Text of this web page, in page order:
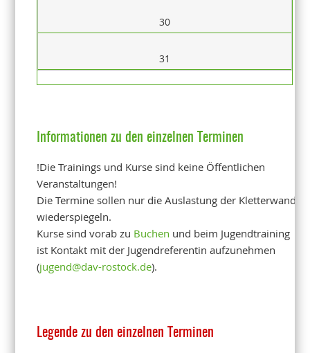
30
31
Informationen zu den einzelnen Terminen
!Die Trainings und Kurse sind keine Öffentlichen
Veranstaltungen!
Die Termine sollen nur die Auslastung der Kletterwand
wiederspiegeln.
Kurse sind vorab zu Buchen und beim Jugendtraining
ist Kontakt mit der Jugendreferentin aufzunehmen
(jugend@dav-rostock.de).
Legende zu den einzelnen Terminen